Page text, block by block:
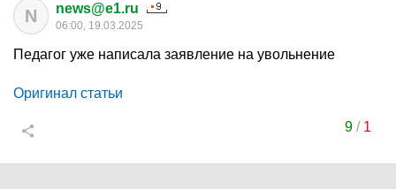
N news@e1.ru
06:00, 19.03.2025
Педагог уже написала заявление на увольнение
Оригинал статьи
9/ 1